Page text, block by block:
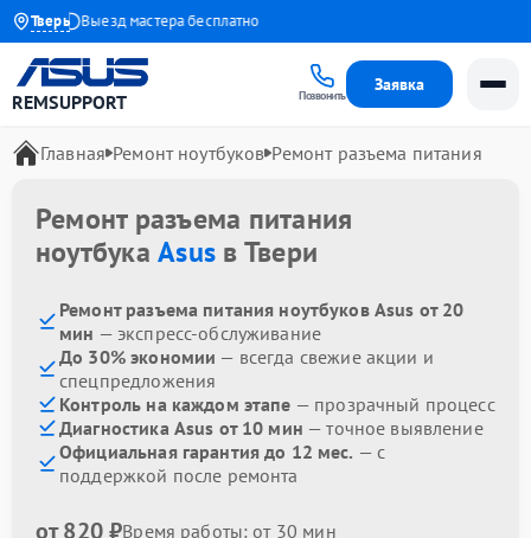
Тверь
года Выезд мастера бесплатно
REMSUPPORT Позвонить
Заявка
Главная Ремонт ноутбуков Ремонт разъема питания
Ремонт разъема питания
ноутбукаAsus в Твери
Ремонт разъема питания ноутбуков Asus от 20
мин — экспресс-обслуживание
До 30% экономии — всегда свежие акции и
спецпредложения
Контроль на каждом этапе — прозрачный процесс
Диагностика Asus от 10 мин — точное выявление
Официальная гарантия до 12 мес. — с
поддержкой после ремонта
от 820 ₽Время работы: от 30 мин